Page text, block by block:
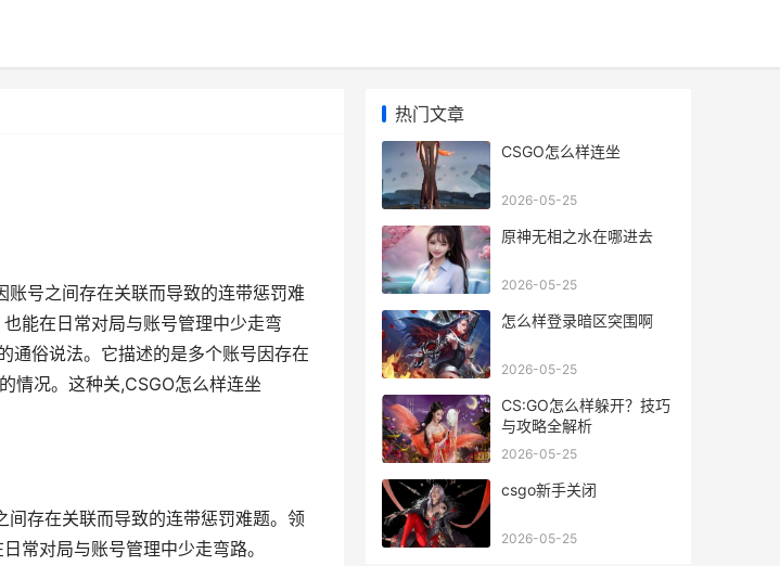
账号之间存在关联而导致的连带惩罚难
能在日常对局与账号管理中少走弯
通俗说法。它描述的是多个账号因存在
情况。这种关,CSGO怎么样连坐
间存在关联而导致的连带惩罚难题。领
常对局与账号管理中少走弯路。
热门文章
CSGO怎么样连坐
2026-05-25
原神无相之水在哪进去
2026-05-25
怎么样登录暗区突围啊
2026-05-25
CS:GO怎么样躲开？技巧
与攻略全解析
2026-05-25
csgo新手关闭
2026-05-25